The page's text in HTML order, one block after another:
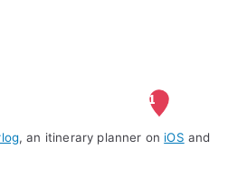
, an itinerary planner on iOS and